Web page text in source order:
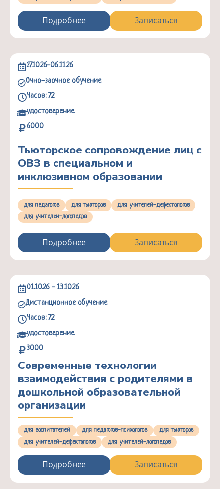
Подробнее Записаться
27.10.26-06.11.26
Очно-заочное обучение
Часов: 72
удостоверение
6000
Тьюторское сопровождение лиц с
ОВЗ в специальном и
инклюзивном образовании
для педагогов для тьюторов
для учителей-дефектологов
для учителей-логопедов
Подробнее Записаться
01.10.26 - 13.10.26
Дистанционное обучение
Часов: 72
удостоверение
3000
Современные технологии
взаимодействия с родителями в
дошкольной образовательной
организации
для воспитателей для педагогов-психологов
для тьюторов
для учителей-дефектологов
для учителей-логопедов
Подробнее Записаться